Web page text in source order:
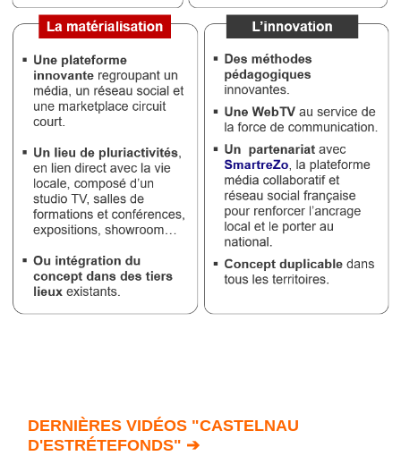
DERNIÈRES VIDÉOS "CASTELNAU
D'ESTRÉTEFONDS" ➔